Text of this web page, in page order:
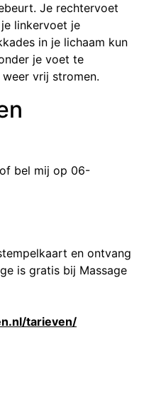
Je rechtervoet
linkervoet je
in je lichaam kun
je voet te
vrij stromen.
of bel mij op 06-
en ontvang
is gratis bij Massage
tarieven/